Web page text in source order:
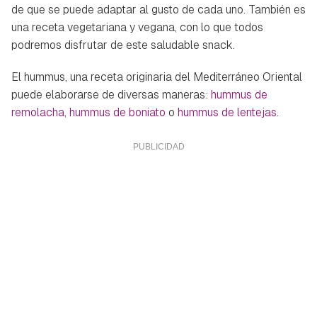
de que se puede adaptar al gusto de cada uno. También es
una receta vegetariana y vegana, con lo que todos
podremos disfrutar de este saludable snack.
El hummus, una receta originaria del Mediterráneo Oriental
puede elaborarse de diversas maneras: hummus de
remolacha, hummus de boniato o hummus de lentejas.